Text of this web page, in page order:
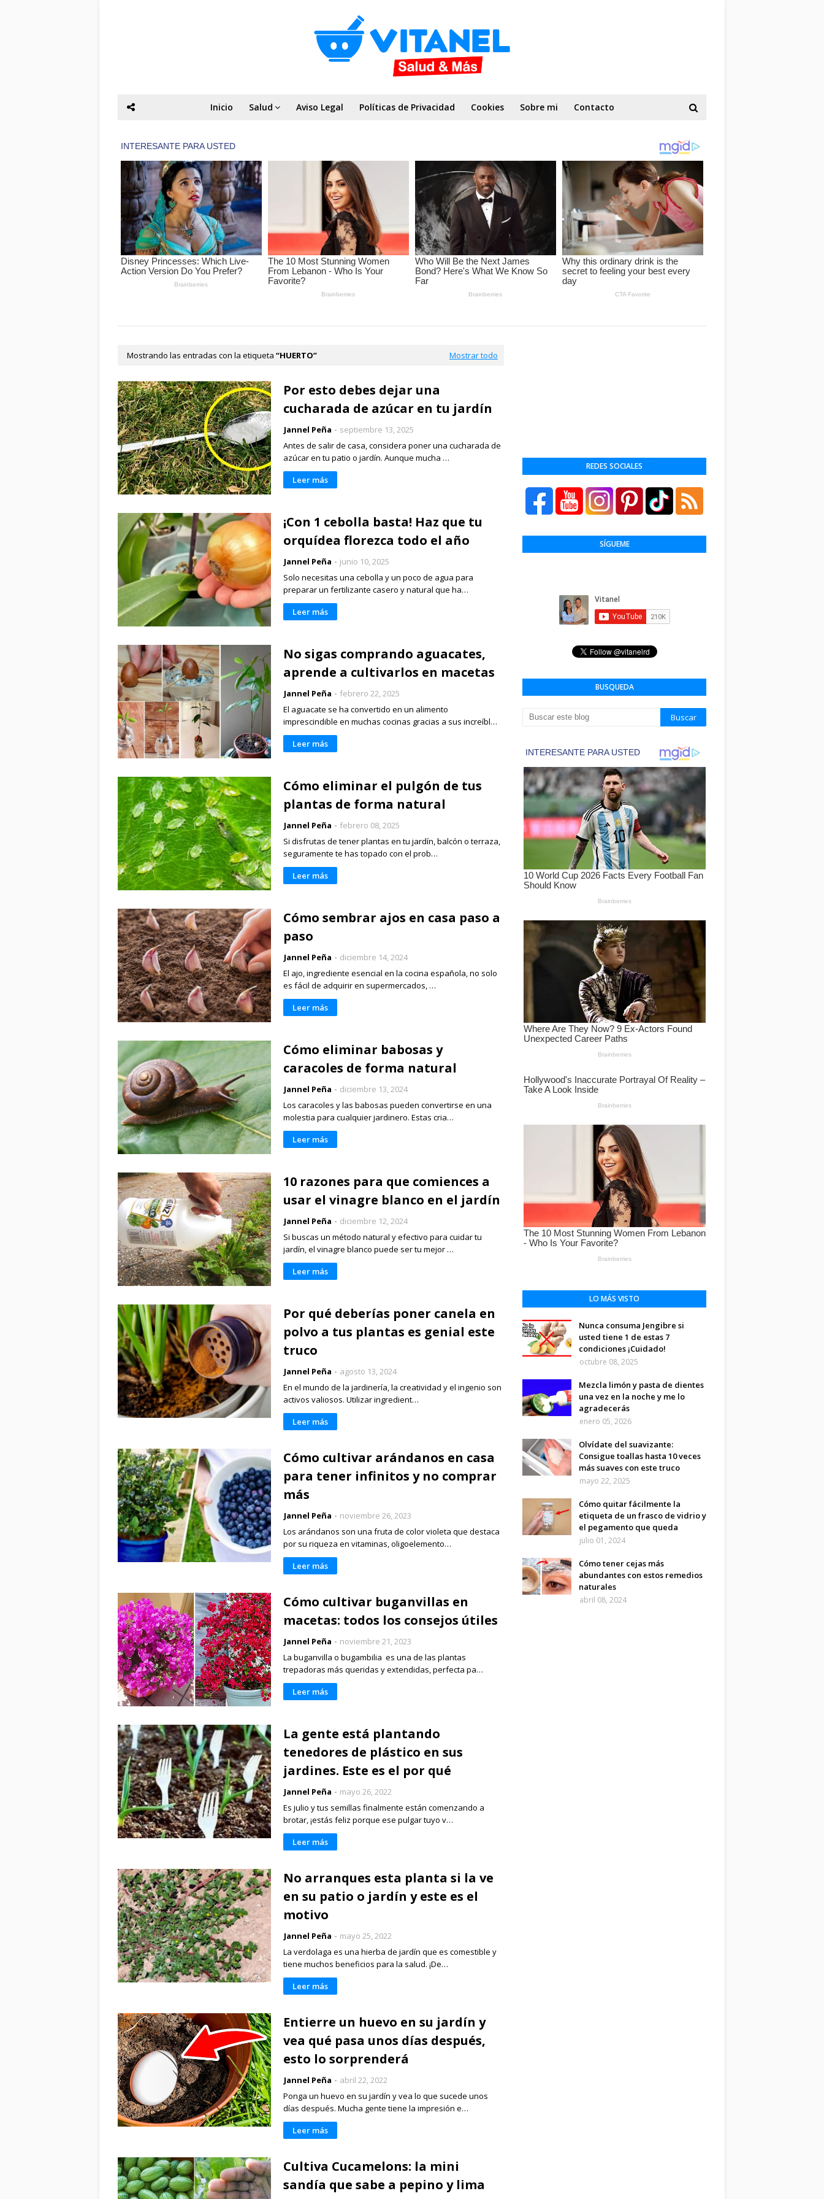
Inicio Salud Aviso Legal Políticas de Privacidad Cookies Sobre mi Contacto
Mostrando las entradas con la etiqueta HUERTO Mostrar todo
Por esto debes dejar una
cucharada de azúcar en tu jardín
Jannel Peña
septiembre 13, 2025
Antes de salir de casa, considera poner una cucharada de
azúcar en tu patio o jardín. Aunque mucha …
Leer más
¡Con 1 cebolla basta! Haz que tu
orquídea florezca todo el año
Jannel Peña
junio 10, 2025
Solo necesitas una cebolla y un poco de agua para
preparar un fertilizante casero y natural que ha…
Leer más
No sigas comprando aguacates,
aprende a cultivarlos en macetas
Jannel Peña
febrero 22, 2025
El aguacate se ha convertido en un alimento
imprescindible en muchas cocinas gracias a sus increíbl…
Leer más
Cómo eliminar el pulgón de tus
plantas de forma natural
Jannel Peña
febrero 08, 2025
Si disfrutas de tener plantas en tu jardín, balcón o terraza,
seguramente te has topado con el prob…
Leer más
Cómo sembrar ajos en casa paso a
paso
Jannel Peña
diciembre 14, 2024
El ajo, ingrediente esencial en la cocina española, no solo
es fácil de adquirir en supermercados, …
Leer más
Cómo eliminar babosas y
caracoles de forma natural
Jannel Peña
diciembre 13, 2024
Los caracoles y las babosas pueden convertirse en una
molestia para cualquier jardinero. Estas cria…
Leer más
10 razones para que comiences a
usar el vinagre blanco en el jardín
Jannel Peña
diciembre 12, 2024
Si buscas un método natural y efectivo para cuidar tu
jardín, el vinagre blanco puede ser tu mejor …
Leer más
Por qué deberías poner canela en
polvo a tus plantas es genial este
truco
Jannel Peña
agosto 13, 2024
En el mundo de la jardinería, la creatividad y el ingenio son
activos valiosos. Utilizar ingredient…
Leer más
Cómo cultivar arándanos en casa
para tener infinitos y no comprar
más
Jannel Peña
noviembre 26, 2023
Los arándanos son una fruta de color violeta que destaca
por su riqueza en vitaminas, oligoelemento…
Leer más
Cómo cultivar buganvillas en
macetas: todos los consejos útiles
Jannel Peña
noviembre 21, 2023
La buganvilla o bugambilia es una de las plantas
trepadoras más queridas y extendidas, perfecta pa…
Leer más
La gente está plantando
tenedores de plástico en sus
jardines. Este es el por qué
Jannel Peña
mayo 26, 2022
Es julio y tus semillas finalmente están comenzando a
brotar, ¡estás feliz porque ese pulgar tuyo v…
Leer más
No arranques esta planta si la ve
en su patio o jardín y este es el
motivo
Jannel Peña
mayo 25, 2022
La verdolaga es una hierba de jardín que es comestible y
tiene muchos beneficios para la salud. ¡De…
Leer más
Entierre un huevo en su jardín y
vea qué pasa unos días después,
esto lo sorprenderá
Jannel Peña
abril 22, 2022
Ponga un huevo en su jardín y vea lo que sucede unos
días después. Mucha gente tiene la impresión e…
Leer más
Cultiva Cucamelons: la mini
sandía que sabe a pepino y lima
REDES SOCIALES
SÍGUEME
BUSQUEDA
LO MÁS VISTO
Nunca consuma Jengibre si
usted tiene 1 de estas 7
condiciones ¡Cuidado!
octubre 08, 2025
Mezcla limón y pasta de dientes
una vez en la noche y me lo
agradecerás
enero 05, 2026
Olvídate del suavizante:
Consigue toallas hasta 10 veces
más suaves con este truco
mayo 22, 2025
Cómo quitar fácilmente la
etiqueta de un frasco de vidrio y
el pegamento que queda
julio 01, 2024
Cómo tener cejas más
abundantes con estos remedios
naturales
abril 08, 2024